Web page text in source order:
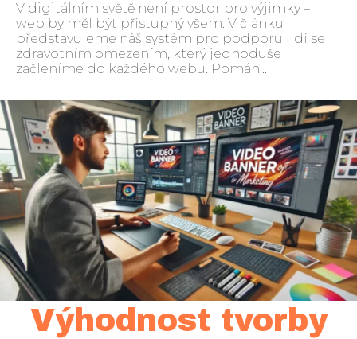
V digitálním světě není prostor pro výjimky –
web by měl být přístupný všem. V článku
představujeme náš systém pro podporu lidí se
zdravotním omezením, který jednoduše
začleníme do každého webu. Pomáh...
Výhodnost tvorby